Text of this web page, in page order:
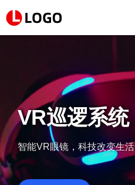
VR巡逻系统
智能VR眼镜，科技改变生活